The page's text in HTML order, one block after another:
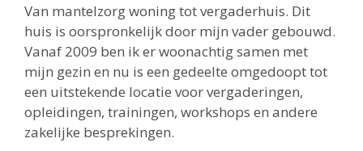
Van mantelzorg woning tot vergaderhuis. Dit
huis is oorspronkelijk door mijn vader gebouwd.
Vanaf 2009 ben ik er woonachtig samen met
mijn gezin en nu is een gedeelte omgedoopt tot
een uitstekende locatie voor vergaderingen,
opleidingen, trainingen, workshops en andere
zakelijke besprekingen.